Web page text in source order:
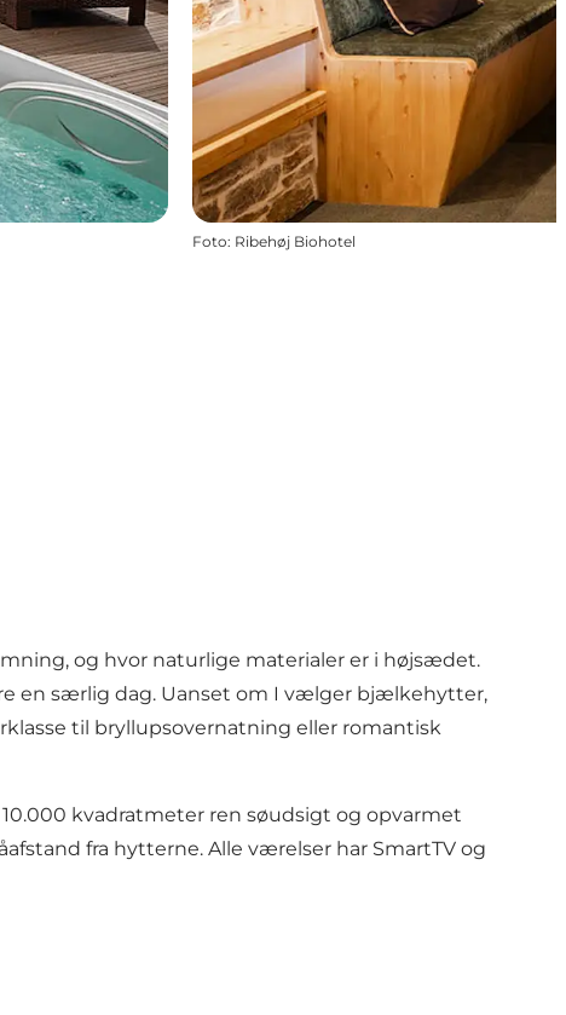
Foto: Ribehøj Biohotel
og hvor naturlige materialer er i højsædet.
en særlig dag. Uanset om I vælger bjælkehytter,
til bryllupsovernatning eller romantisk
kvadratmeter ren søudsigt og opvarmet
fra hytterne. Alle værelser har SmartTV og